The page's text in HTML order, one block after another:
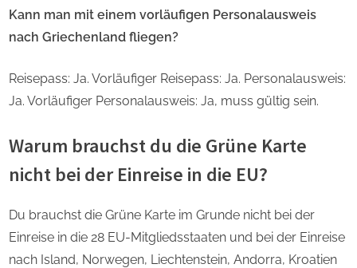
Kann man mit einem vorläufigen Personalausweis
nach Griechenland fliegen?
Reisepass: Ja. Vorläufiger Reisepass: Ja. Personalausweis:
Ja. Vorläufiger Personalausweis: Ja, muss gültig sein.
Warum brauchst du die Grüne Karte
nicht bei der Einreise in die EU?
Du brauchst die Grüne Karte im Grunde nicht bei der
Einreise in die 28 EU-Mitgliedsstaaten und bei der Einreise
nach Island, Norwegen, Liechtenstein, Andorra, Kroatien